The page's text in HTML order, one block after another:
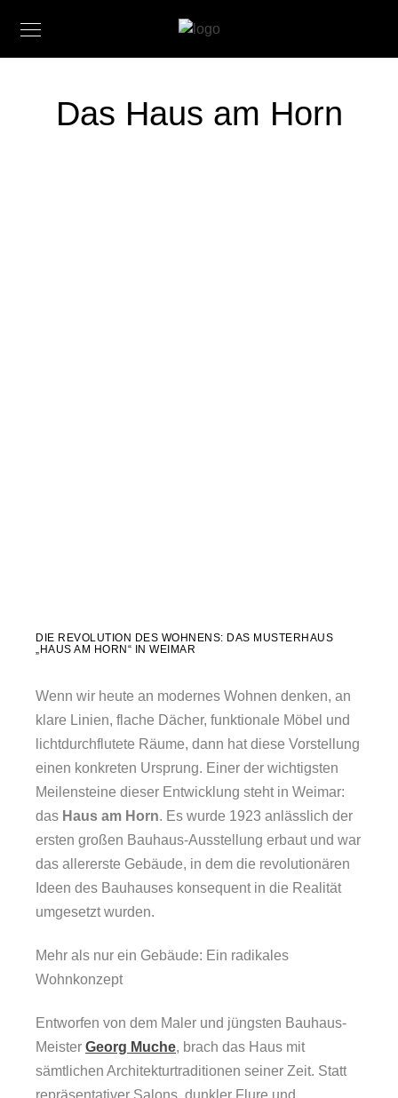
Das Haus am Horn
DIE REVOLUTION DES WOHNENS: DAS MUSTERHAUS
„HAUS AM HORN“ IN WEIMAR
Wenn wir heute an modernes Wohnen denken, an
klare Linien, flache Dächer, funktionale Möbel und
lichtdurchflutete Räume, dann hat diese Vorstellung
einen konkreten Ursprung. Einer der wichtigsten
Meilensteine dieser Entwicklung steht in Weimar:
das Haus am Horn. Es wurde 1923 anlässlich der
ersten großen Bauhaus-Ausstellung erbaut und war
das allererste Gebäude, in dem die revolutionären
Ideen des Bauhauses konsequent in die Realität
umgesetzt wurden.
Mehr als nur ein Gebäude: Ein radikales
Wohnkonzept
Entworfen von dem Maler und jüngsten Bauhaus-
Meister Georg Muche, brach das Haus mit
sämtlichen Architekturtraditionen seiner Zeit. Statt
repräsentativer Salons, dunkler Flure und